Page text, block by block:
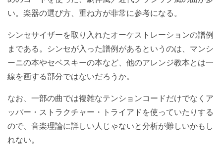
い。楽器の選び方、重ね方が非常に参考になる。
シンセサイザーを取り入れたオーケストレーションの譜例
まである。シンセが入った譜例があるというのは、マンシ
ーニの本やセベスキーの本など、他のアレンジ教本とは一
線を画する部分ではないだろうか。
なお、一部の曲では複雑なテンションコードだけでなくア
ッパー・ストラクチャー・トライアドを使っていたりする
ので、音楽理論に詳しい人じゃないと分析が難しいかもし
れない。